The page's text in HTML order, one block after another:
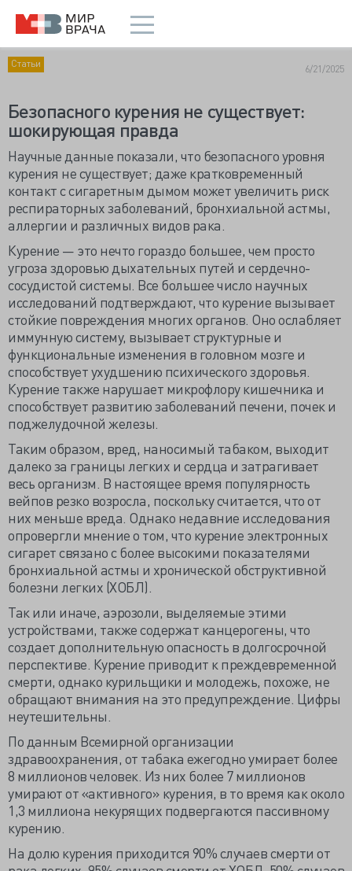
Статьи 6/21/2025
Безопасного курения не существует:
шокирующая правда
Научные данные показали, что безопасного уровня
курения не существует; даже кратковременный
контакт с сигаретным дымом может увеличить риск
респираторных заболеваний, бронхиальной астмы,
аллергии и различных видов рака.
Курение — это нечто гораздо большее, чем просто
угроза здоровью дыхательных путей и сердечно-
сосудистой системы. Все большее число научных
исследований подтверждают, что курение вызывает
стойкие повреждения многих органов. Оно ослабляет
иммунную систему, вызывает структурные и
функциональные изменения в головном мозге и
способствует ухудшению психического здоровья.
Курение также нарушает микрофлору кишечника и
способствует развитию заболеваний печени, почек и
поджелудочной железы.
Таким образом, вред, наносимый табаком, выходит
далеко за границы легких и сердца и затрагивает
весь организм. В настоящее время популярность
вейпов резко возросла, поскольку считается, что от
них меньше вреда. Однако недавние исследования
опровергли мнение о том, что курение электронных
сигарет связано с более высокими показателями
бронхиальной астмы и хронической обструктивной
болезни легких (ХОБЛ).
Так или иначе, аэрозоли, выделяемые этими
устройствами, также содержат канцерогены, что
создает дополнительную опасность в долгосрочной
перспективе. Курение приводит к преждевременной
смерти, однако курильщики и молодежь, похоже, не
обращают внимания на это предупреждение. Цифры
неутешительны.
По данным Всемирной организации
здравоохранения, от табака ежегодно умирает более
8 миллионов человек. Из них более 7 миллионов
умирают от «активного» курения, в то время как около
1,3 миллиона некурящих подвергаются пассивному
курению.
На долю курения приходится 90% случаев смерти от